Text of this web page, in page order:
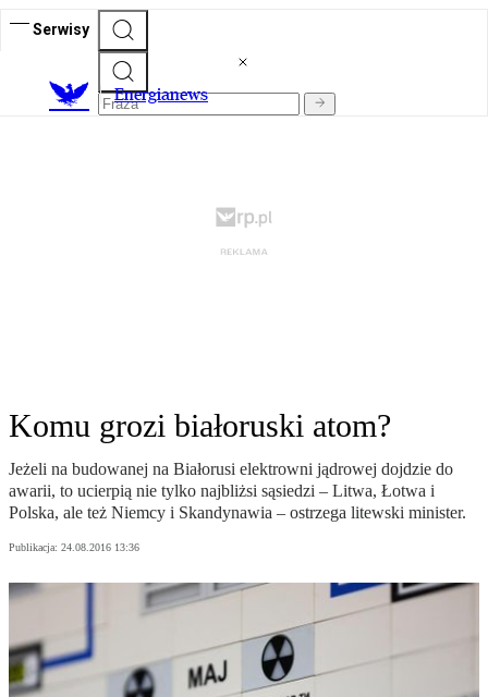
Serwisy
Energianews
Komu grozi białoruski atom?
Jeżeli na budowanej na Białorusi elektrowni jądrowej dojdzie do
awarii, to ucierpią nie tylko najbliżsi sąsiedzi – Litwa, Łotwa i
Polska, ale też Niemcy i Skandynawia – ostrzega litewski minister.
Publikacja: 24.08.2016 13:36